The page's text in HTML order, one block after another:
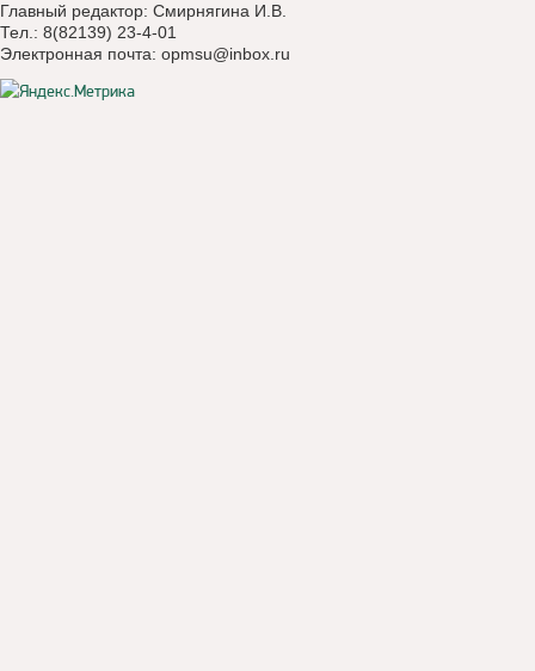
Главный редактор: Смирнягина И.В.
Тел.: 8(82139) 23-4-01
Электронная почта: opmsu@inbox.ru